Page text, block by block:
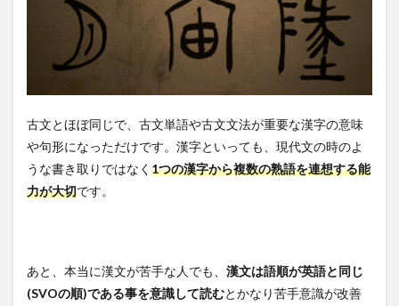
古文とほぼ同じで、古文単語や古文文法が重要な漢字の意味
や句形になっただけです。漢字といっても、現代文の時のよ
うな書き取りではなく 1つの漢字から複数の熟語を連想する能
力が大切です。
あと、本当に漢文が苦手な人でも、 漢文は語順が英語と同じ
(SVOの順)である事を意識して読むとかなり苦手意識が改善